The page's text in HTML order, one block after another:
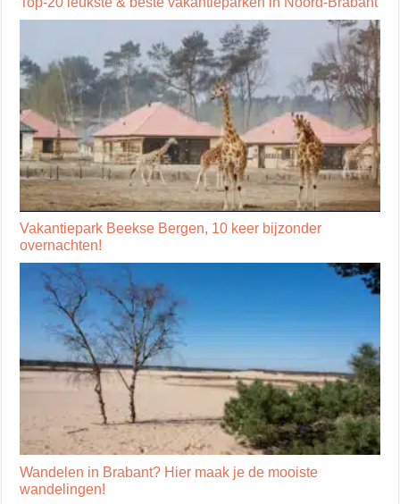
Vakantiepark Beekse Bergen, 10 keer bijzonder
overnachten!
Wandelen in Brabant? Hier maak je de mooiste
wandelingen!